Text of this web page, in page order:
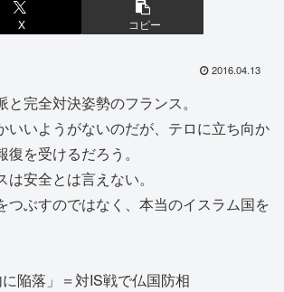
X コピー
2016.04.13
完全対決姿勢のフランス。
いいようがないのだが、テロに立ち向か
を受けるだろう。
は安全とは言えない。
つぶすのではなく、本当のイスラム国を
陥落」＝対IS戦で仏国防相